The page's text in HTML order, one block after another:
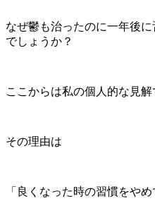
なぜ鬱も治ったのに一年後
でしょうか？
ここからは私の個人的な見解
その理由は
「良くなった時の習慣をやめ